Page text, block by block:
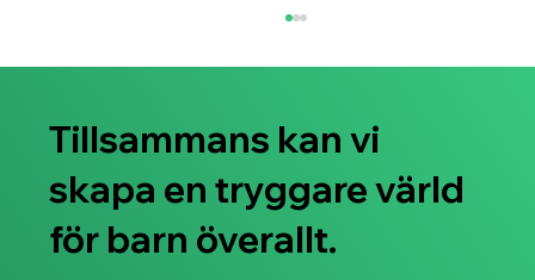
Tillsammans kan vi
skapa en tryggare värld
för barn överallt.